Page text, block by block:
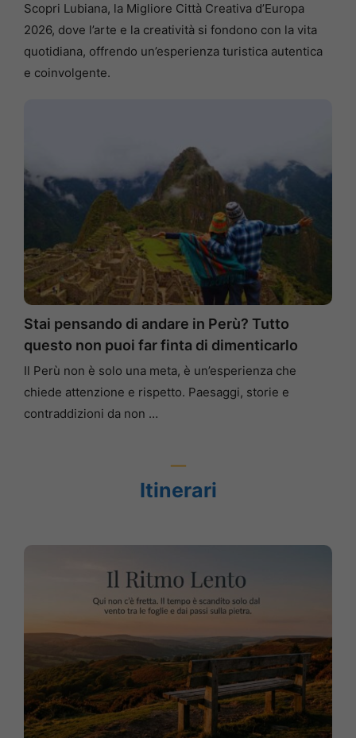
Scopri Lubiana, la Migliore Città Creativa d’Europa
2026, dove l’arte e la creatività si fondono con la vita
quotidiana, offrendo un’esperienza turistica autentica
e coinvolgente.
Stai pensando di andare in Perù? Tutto
questo non puoi far finta di dimenticarlo
Il Perù non è solo una meta, è un’esperienza che
chiede attenzione e rispetto. Paesaggi, storie e
contraddizioni da non …
Itinerari